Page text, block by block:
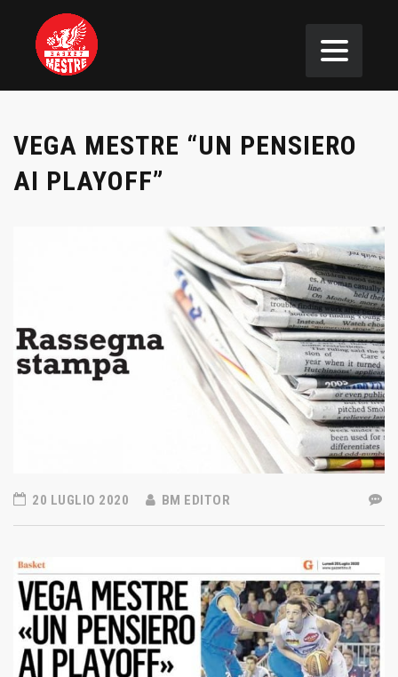
VEGA MESTRE “UN PENSIERO
AI PLAYOFF”
20 LUGLIO 2020 BM EDITOR